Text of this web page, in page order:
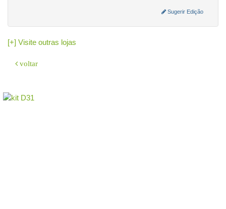
Sugerir Edição
[+] Visite outras lojas
voltar